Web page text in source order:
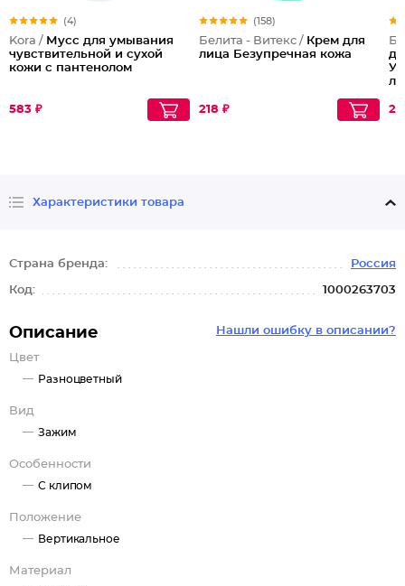
(4)
Kora / Мусс для умывания
чувствительной и сухой
кожи с пантенолом
583 ₽
(158)
Белита - Витекс / Крем для
лица Безупречная кожа
218 ₽
Характеристики товара
Страна бренда: Россия
Код: 1000263703
Нашли ошибку в описании?
Описание
Цвет
Разноцветный
Вид
Зажим
Особенности
С клипом
Положение
Вертикальное
Материал